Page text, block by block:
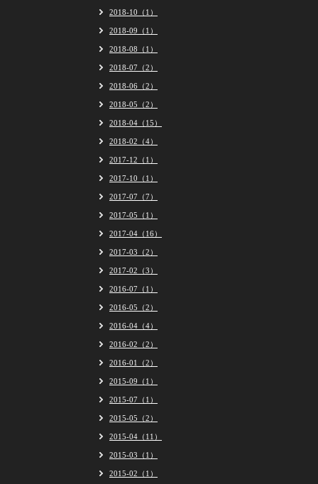
2018-10（1）
2018-09（1）
2018-08（1）
2018-07（2）
2018-06（2）
2018-05（2）
2018-04（15）
2018-02（4）
2017-12（1）
2017-10（1）
2017-07（7）
2017-05（1）
2017-04（16）
2017-03（2）
2017-02（3）
2016-07（1）
2016-05（2）
2016-04（4）
2016-02（2）
2016-01（2）
2015-09（1）
2015-07（1）
2015-05（2）
2015-04（11）
2015-03（1）
2015-02（1）